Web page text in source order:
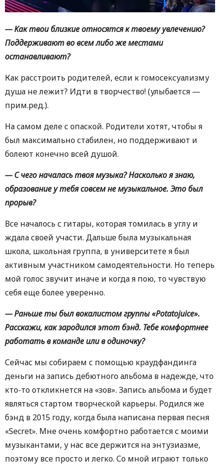
— Как твои близкие относятся к твоему увлечению?
Поддерживают во всем либо же местами
останавливают?
Как расстроить родителей, если к гомосексуализму
душа не лежит? Идти в творчество! (улыбается —
прим.ред.).
На самом деле с опаской. Родители хотят, чтобы я
был максимально стабилен, но поддерживают и
болеют конечно всей душой.
— С чего началась твоя музыка? Насколько я знаю,
образование у тебя совсем не музыкальное. Это был
прорыв?
Все началось с гитары, которая томилась в углу и
ждала своей участи. Дальше была музыкальная
школа, школьная группа, в университете я был
активным участником самодеятельности. Но теперь
мой голос звучит иначе и когда я пою, то чувствую
себя еще более уверенно.
— Раньше ты был вокалистом группы «Potatojuice».
Расскажи, как зародился этот бэнд. Тебе комфортнее
работать в команде или в одиночку?
Сейчас мы собираем с помощью краудфандинга
деньги на запись дебютного альбома в надежде, что
кто-то откликнется на «зов». Запись альбома и будет
являться стартом творческой карьеры. Родился же
бэнд в 2015 году, когда была написана первая песня
«Secret». Мне очень комфортно работается с моими
музыкантами, у нас все держится на энтузиазме,
поэтому все просто и легко. Со мной играют только